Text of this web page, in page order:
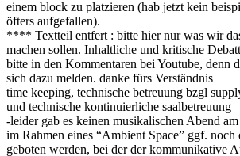
einem block zu platzieren (hab jetzt kein
öfters aufgefallen).
**** Textteil entfert : bitte hier nur was wir
machen sollen. Inhaltliche und kritische
bitte in den Kommentaren bei Youtube, denn
sich dazu melden. danke fürs Verständnis
time keeping, technische betreuung bzgl
und technische kontinuierliche saalbetreuung
-leider gab es keinen musikalischen Abend
im Rahmen eines “Ambient Space” ggf. noch
geboten werden, bei der der kommunikative